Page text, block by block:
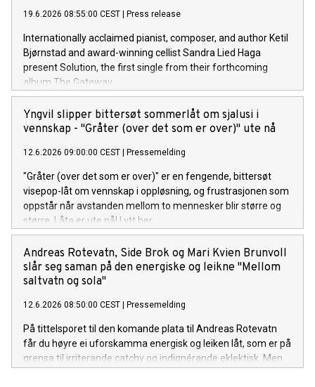
19.6.2026 08:55:00 CEST | Press release
Internationally acclaimed pianist, composer, and author Ketil
Bjørnstad and award-winning cellist Sandra Lied Haga
present Solution, the first single from their forthcoming
album The Gateway.
Yngvil slipper bittersøt sommerlåt om sjalusi i
vennskap - "Gråter (over det som er over)" ute nå
12.6.2026 09:00:00 CEST | Pressemelding
"Gråter (over det som er over)" er en fengende, bittersøt
visepop-låt om vennskap i oppløsning, og frustrasjonen som
oppstår når avstanden mellom to mennesker blir større og
større. Låta er ute på! Lytt her.
Andreas Rotevatn, Side Brok og Mari Kvien Brunvoll
slår seg saman på den energiske og leikne "Mellom
saltvatn og sola"
12.6.2026 08:50:00 CEST | Pressemelding
På tittelsporet til den komande plata til Andreas Rotevatn
får du høyre ei uforskamma energisk og leiken låt, som er på
grensa til irriterande catchy og indignérande eklektisk. Men